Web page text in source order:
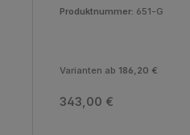
Produktnummer: 651-G
Varianten ab 186,20 €
Regulärer Preis:
343,00 €